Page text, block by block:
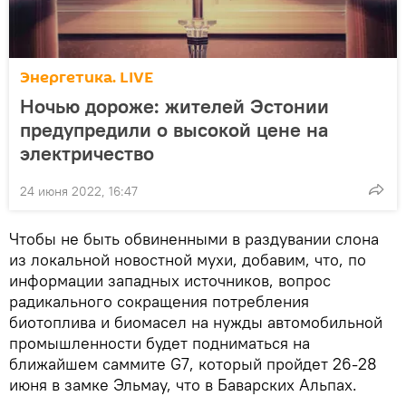
Энергетика. LIVE
Ночью дороже: жителей Эстонии
предупредили о высокой цене на
электричество
24 июня 2022, 16:47
Чтобы не быть обвиненными в раздувании слона
из локальной новостной мухи, добавим, что, по
информации западных источников, вопрос
радикального сокращения потребления
биотоплива и биомасел на нужды автомобильной
промышленности будет подниматься на
ближайшем саммите G7, который пройдет 26-28
июня в замке Эльмау, что в Баварских Альпах.